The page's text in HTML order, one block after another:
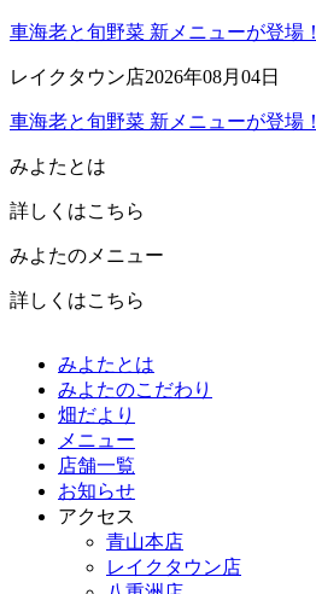
車海老と旬野菜 新メニューが登場！
レイクタウン店2026年08月04日
車海老と旬野菜 新メニューが登場！
みよたとは
詳しくはこちら
みよたのメニュー
詳しくはこちら
みよたとは
みよたのこだわり
畑だより
メニュー
店舗一覧
お知らせ
アクセス
青山本店
レイクタウン店